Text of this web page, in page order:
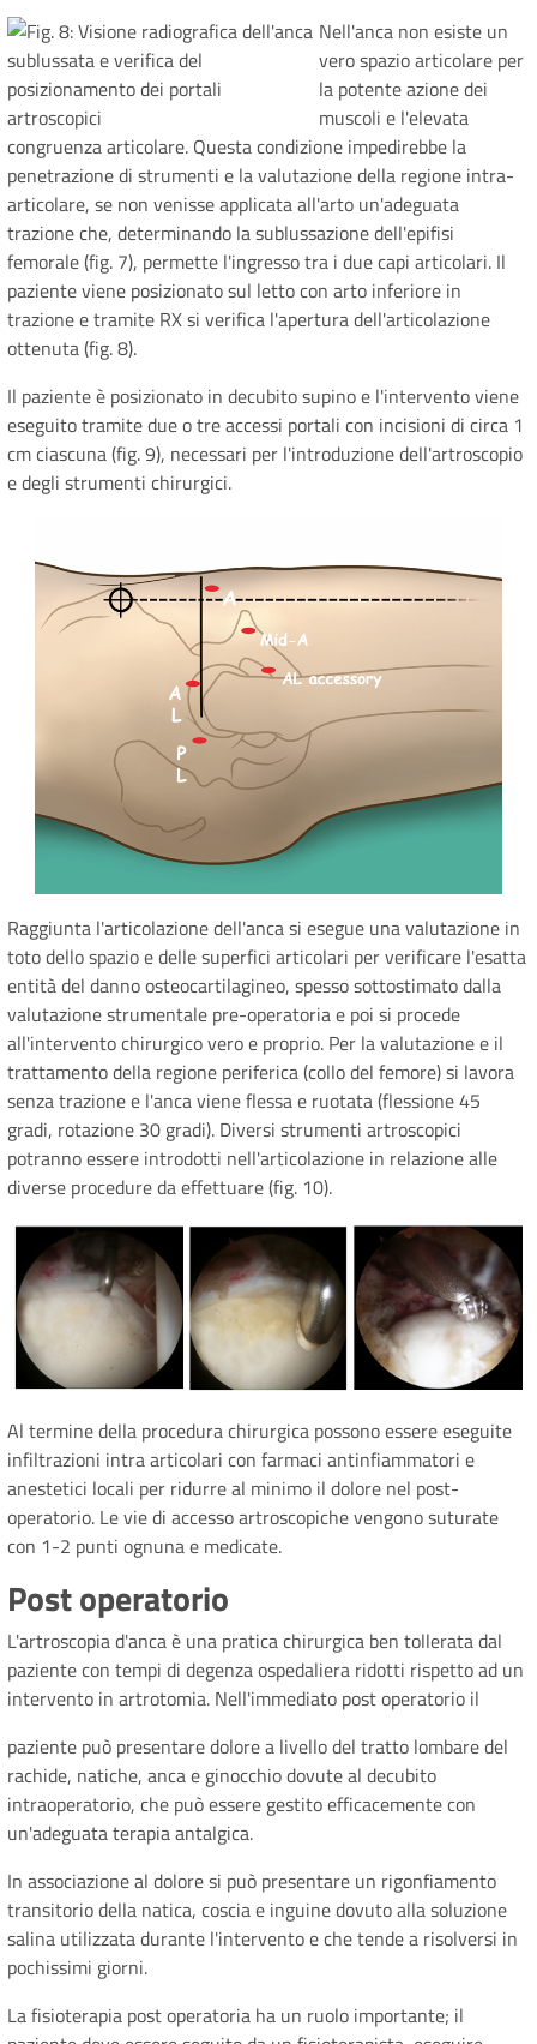
Nell'anca non esiste un
vero spazio articolare per
la potente azione dei
muscoli e l'elevata
congruenza articolare. Questa condizione impedirebbe la
penetrazione di strumenti e la valutazione della regione intra-
articolare, se non venisse applicata all'arto un'adeguata
trazione che, determinando la sublussazione dell'epifisi
femorale (fig. 7), permette l'ingresso tra i due capi articolari. Il
paziente viene posizionato sul letto con arto inferiore in
trazione e tramite RX si verifica l'apertura dell'articolazione
ottenuta (fig. 8).
Il paziente è posizionato in decubito supino e l'intervento viene
eseguito tramite due o tre accessi portali con incisioni di circa 1
cm ciascuna (fig. 9), necessari per l'introduzione dell'artroscopio
e degli strumenti chirurgici.
Raggiunta l'articolazione dell'anca si esegue una valutazione in
toto dello spazio e delle superfici articolari per verificare l'esatta
entità del danno osteocartilagineo, spesso sottostimato dalla
valutazione strumentale pre-operatoria e poi si procede
all'intervento chirurgico vero e proprio. Per la valutazione e il
trattamento della regione periferica (collo del femore) si lavora
senza trazione e l'anca viene flessa e ruotata (flessione 45
gradi, rotazione 30 gradi). Diversi strumenti artroscopici
potranno essere introdotti nell'articolazione in relazione alle
diverse procedure da effettuare (fig. 10).
Al termine della procedura chirurgica possono essere eseguite
infiltrazioni intra articolari con farmaci antinfiammatori e
anestetici locali per ridurre al minimo il dolore nel post-
operatorio. Le vie di accesso artroscopiche vengono suturate
con 1-2 punti ognuna e medicate.
Post operatorio
L'artroscopia d'anca è una pratica chirurgica ben tollerata dal
paziente con tempi di degenza ospedaliera ridotti rispetto ad un
intervento in artrotomia. Nell'immediato post operatorio il
paziente può presentare dolore a livello del tratto lombare del
rachide, natiche, anca e ginocchio dovute al decubito
intraoperatorio, che può essere gestito efficacemente con
un'adeguata terapia antalgica.
In associazione al dolore si può presentare un rigonfiamento
transitorio della natica, coscia e inguine dovuto alla soluzione
salina utilizzata durante l'intervento e che tende a risolversi in
pochissimi giorni.
La fisioterapia post operatoria ha un ruolo importante; il